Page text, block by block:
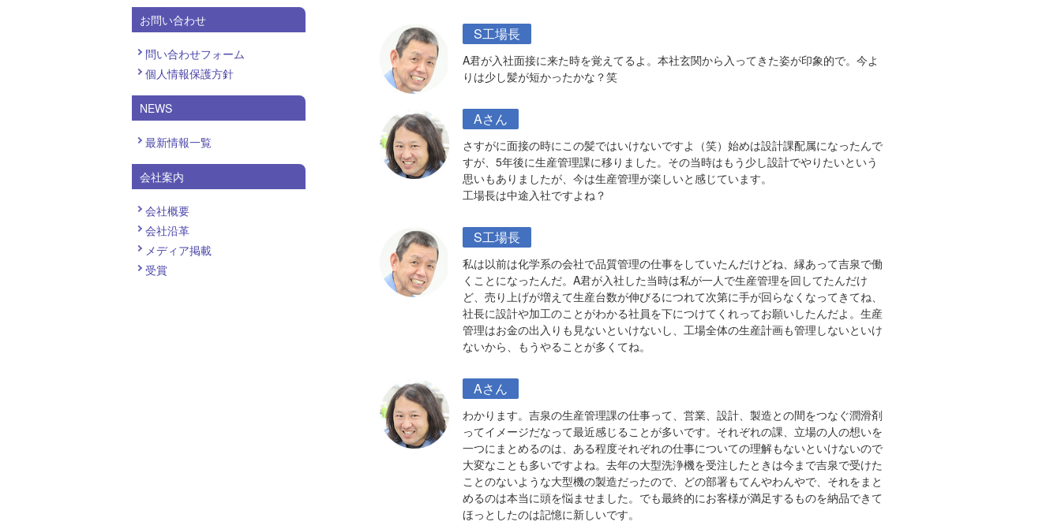
お問い合わせ
問い合わせフォーム
個人情報保護方針
NEWS
最新情報一覧
会社案内
会社概要
会社沿革
メディア掲載
受賞
S工場長
A君が入社面接に来た時を覚えてるよ。本社玄関から入ってきた姿が印象的で。今よ
りは少し髪が短かったかな？笑
Aさん
さすがに面接の時にこの髪ではいけないですよ（笑）始めは設計課配属になったんで
すが、5年後に生産管理課に移りました。その当時はもう少し設計でやりたいという
思いもありましたが、今は生産管理が楽しいと感じています。
工場長は中途入社ですよね？
S工場長
私は以前は化学系の会社で品質管理の仕事をしていたんだけどね、縁あって吉泉で働
くことになったんだ。A君が入社した当時は私が一人で生産管理を回してたんだけ
ど、売り上げが増えて生産台数が伸びるにつれて次第に手が回らなくなってきてね、
社長に設計や加工のことがわかる社員を下につけてくれってお願いしたんだよ。生産
管理はお金の出入りも見ないといけないし、工場全体の生産計画も管理しないといけ
ないから、もうやることが多くてね。
Aさん
わかります。吉泉の生産管理課の仕事って、営業、設計、製造との間をつなぐ潤滑剤
ってイメージだなって最近感じることが多いです。それぞれの課、立場の人の想いを
一つにまとめるのは、ある程度それぞれの仕事についての理解もないといけないので
大変なことも多いですよね。去年の大型洗浄機を受注したときは今まで吉泉で受けた
ことのないような大型機の製造だったので、どの部署もてんやわんやで、それをまと
めるのは本当に頭を悩ませました。でも最終的にお客様が満足するものを納品できて
ほっとしたのは記憶に新しいです。